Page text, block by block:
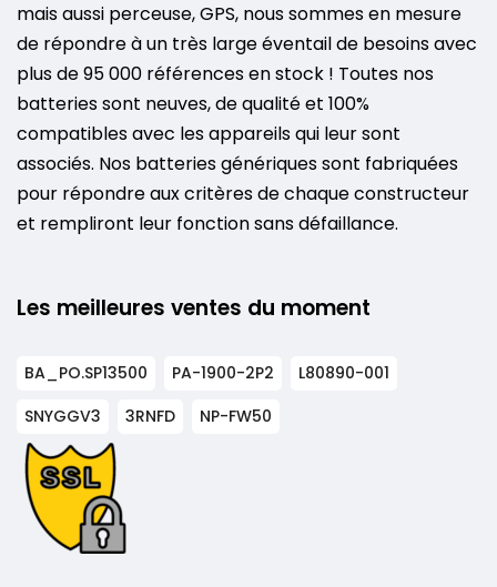
mais aussi perceuse, GPS, nous sommes en mesure
de répondre à un très large éventail de besoins avec
plus de 95 000 références en stock ! Toutes nos
batteries sont neuves, de qualité et 100%
compatibles avec les appareils qui leur sont
associés. Nos batteries génériques sont fabriquées
pour répondre aux critères de chaque constructeur
et rempliront leur fonction sans défaillance.
Les meilleures ventes du moment
BA_PO.SP13500 PA-1900-2P2
L80890-001
SNYGGV3
3RNFD NP-FW50